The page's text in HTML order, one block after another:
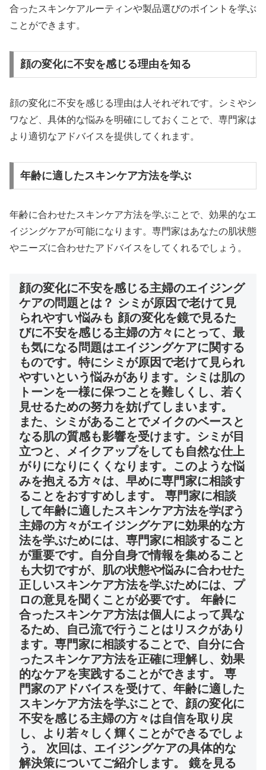
合ったスキンケアルーティンや製品選びのポイントを学ぶ
ことができます。
顔の変化に不安を感じる理由を知る
顔の変化に不安を感じる理由は人それぞれです。シミやシ
ワなど、具体的な悩みを明確にしておくことで、専門家は
より適切なアドバイスを提供してくれます。
年齢に適したスキンケア方法を学ぶ
年齢に合わせたスキンケア方法を学ぶことで、効果的なエ
イジングケアが可能になります。専門家はあなたの肌状態
やニーズに合わせたアドバイスをしてくれるでしょう。
顔の変化に不安を感じる主婦のエイジング
ケアの問題とは？ シミが原因で老けて見
られやすい悩みも 顔の変化を鏡で見るた
びに不安を感じる主婦の方々にとって、最
も気になる問題はエイジングケアに関する
ものです。特にシミが原因で老けて見られ
やすいという悩みがあります。シミは肌の
トーンを一様に保つことを難しくし、若く
見せるための努力を妨げてしまいます。
また、シミがあることでメイクのベースと
なる肌の質感も影響を受けます。シミが目
立つと、メイクアップをしても自然な仕上
がりになりにくくなります。このような悩
みを抱える方々は、早めに専門家に相談す
ることをおすすめします。 専門家に相談
して年齢に適したスキンケア方法を学ぼう
主婦の方々がエイジングケアに効果的な方
法を学ぶためには、専門家に相談すること
が重要です。自分自身で情報を集めること
も大切ですが、肌の状態や悩みに合わせた
正しいスキンケア方法を学ぶためには、プ
ロの意見を聞くことが必要です。 年齢に
合ったスキンケア方法は個人によって異な
るため、自己流で行うことはリスクがあり
ます。専門家に相談することで、自分に合
ったスキンケア方法を正確に理解し、効果
的なケアを実践することができます。 専
門家のアドバイスを受けて、年齢に適した
スキンケア方法を学ぶことで、顔の変化に
不安を感じる主婦の方々は自信を取り戻
し、より若々しく輝くことができるでしょ
う。 次回は、エイジングケアの具体的な
解決策についてご紹介します。 鏡を見る